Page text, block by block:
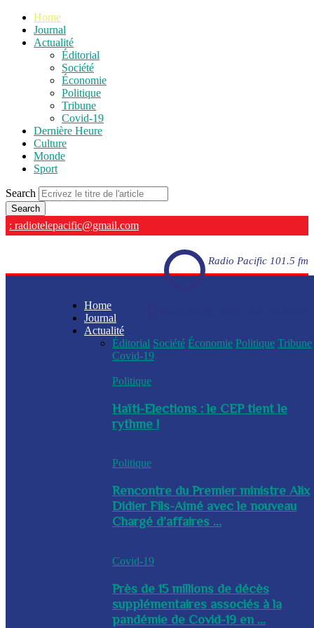
Home
Journal
Actualité
Éditorial
Société
Économie
Politique
Tribune
Covid-19
Dernière Heure
Culture
Monde
Sport
Search
: radiotelepacific@gmail.com
Radio Pacific 101.5 fm
Home
Journal
Actualité
Éditorial Société Économie Politique Tribune
Covid-19
Politique
Haïti-Elections : le CEP tient le
rythme !
Politique
Rencontre du Premier ministre Alix
Didier Fils-Aimé avec le nouveau
Chargé d’affaires ...
Covid-19
Près de 15 millions de décès
supplémentaires associés à la
pandémie de Covid-19 en ...